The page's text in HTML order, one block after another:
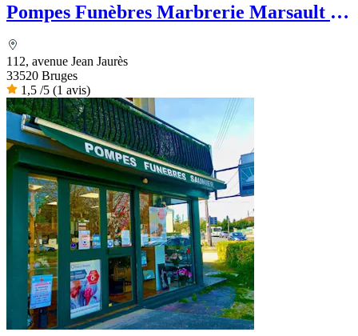
Pompes Funèbres Marbrerie Marsault -
112, avenue Jean Jaurès
33520 Bruges
1,5 /5 (1 avis)